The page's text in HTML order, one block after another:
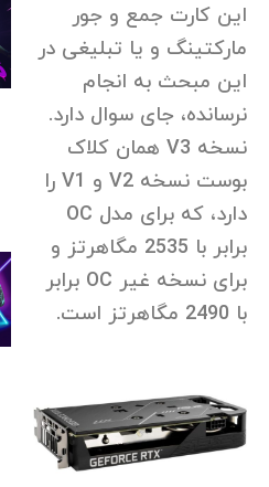
این کارت جمع و جور
مارکتینگ و یا تبلیغی در
این مبحث به انجام
نرسانده، جای سوال دارد.
نسخه V3 همان کلاک
بوست نسخه V2 و V1 را
دارد، که برای مدل OC
برابر با 2535 مگاهرتز و
برای نسخه غیر OC برابر
با 2490 مگاهرتز است.